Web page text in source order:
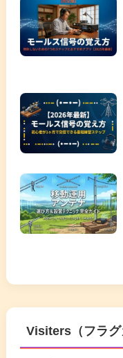
Visiters（フラグ